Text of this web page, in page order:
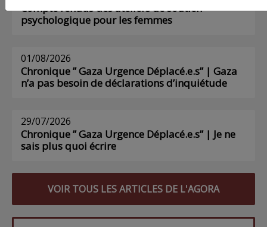
Compte rendus des ateliers de soutien
psychologique pour les femmes
01/08/2026
Chronique ” Gaza Urgence Déplacé.e.s” | Gaza
n’a pas besoin de déclarations d’inquiétude
29/07/2026
Chronique ” Gaza Urgence Déplacé.e.s” | Je ne
sais plus quoi écrire
VOIR TOUS LES ARTICLES DE L'AGORA